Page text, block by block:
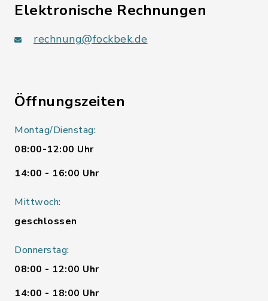
Elektronische Rechnungen
rechnung@fockbek.de
Öffnungszeiten
Montag/Dienstag:
08:00-12:00 Uhr
14:00 - 16:00 Uhr
Mittwoch:
geschlossen
Donnerstag:
08:00 - 12:00 Uhr
14:00 - 18:00 Uhr